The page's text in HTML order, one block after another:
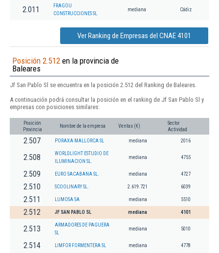
2.011
FRAGOU
CONSTRUCCIONES SL
mediana Cádiz
Ver Ranking de Empresas del CNAE 4101
Posición 2.512 en la provincia de
Baleares
Jf San Pablo Sl se encuentra en la posición 2.512 del Ranking de Baleares.
A continuación podrá consultar la posición en el ranking de Jf San Pablo Sl y
empresas con posiciones similares:
Posición
Provincia
Nombre de la empresa Ventas (€)
Sector
Actividad
2.507 PORAXA MALLORCA SL mediana 2016
2.508
WORLDLIGHT ESTUDIO DE
ILUMINACION SL.
mediana 4755
2.509 EURO SACABANA SL. mediana 4727
2.510 SCOOLINARY SL. 2.619.721 6039
2.511 LUMOSA SA mediana 5510
2.512 JF SAN PABLO SL mediana 4101
2.513
ARMADORES DE PAGUERA
SL
mediana 5010
2.514 LIMFOR FORMENTERA SL mediana 4778